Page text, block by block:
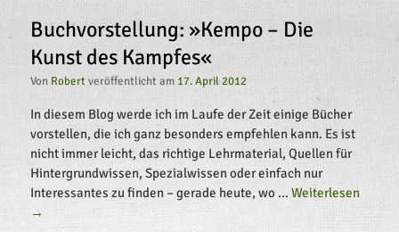
Buchvorstellung: »Kempo – Die
Kunst des Kampfes«
Von Robert veröffentlicht am 17. April 2012
In diesem Blog werde ich im Laufe der Zeit einige Bücher
vorstellen, die ich ganz besonders empfehlen kann. Es ist
nicht immer leicht, das richtige Lehrmaterial, Quellen für
Hintergrundwissen, Spezialwissen oder einfach nur
Interessantes zu finden – gerade heute, wo …
→